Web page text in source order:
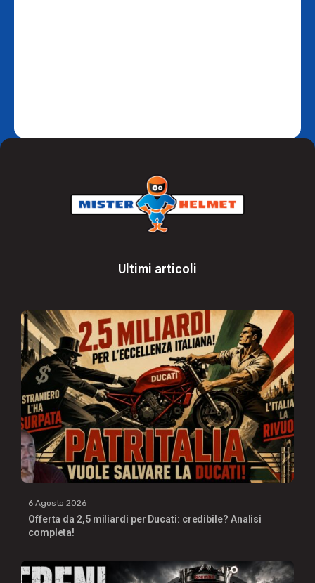
Ultimi articoli
6 Agosto 2026
Offerta da 2,5 miliardi per Ducati: credibile? Analisi
completa!